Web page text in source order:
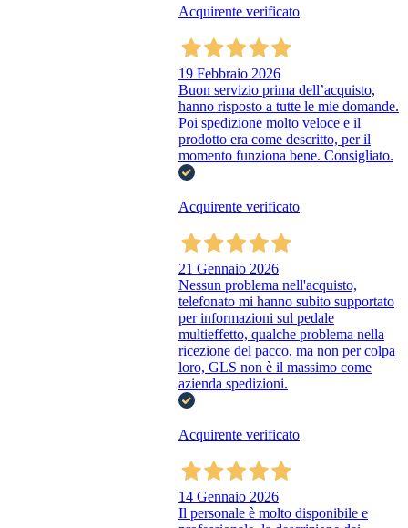
Acquirente verificato
19 Febbraio 2026
Buon servizio prima dell’acquisto,
hanno risposto a tutte le mie domande.
Poi spedizione molto veloce e il
prodotto era come descritto, per il
momento funziona bene. Consigliato.
Acquirente verificato
21 Gennaio 2026
Nessun problema nell'acquisto,
telefonato mi hanno subito supportato
per informazioni sul pedale
multieffetto, qualche problema nella
ricezione del pacco, ma non per colpa
loro, GLS non è il massimo come
azienda spedizioni.
Acquirente verificato
14 Gennaio 2026
Il personale è molto disponibile e